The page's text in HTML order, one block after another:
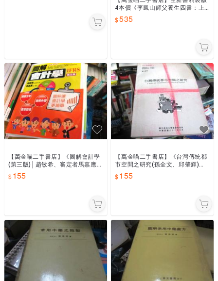
4本價《李鳳山師父養生四書：上
班族養生之道+平甩功+平甩的震
撼。梅門全方位養生商周》#43
535
【萬金喵二手書店】《圖解會計學
(第三版)│趙敏希、審定者馬嘉應│
五南圖書》#67HY3A
155
【萬金喵二手書店】《台灣傳統都
市空間之研究(孫全文、邱肇輝)》
#67HY3A
155